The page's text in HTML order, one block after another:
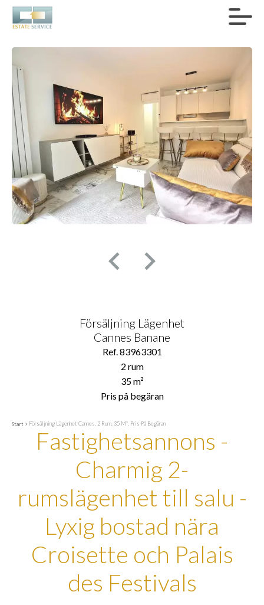
Försäljning Lägenhet
Cannes Banane
Ref. 83963301
2 rum
35 m²
Pris på begäran
Start Försäljning Lägenhet Cannes, 2 Rum, 35 M², Pris På Begäran
Fastighetsannons -
Charmig 2-
rumslägenhet till salu -
Lyxig bostad nära
Croisette och Palais
des Festivals